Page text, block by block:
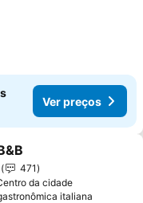
Ver preços
aos favoritos
471
da cidade
italiana